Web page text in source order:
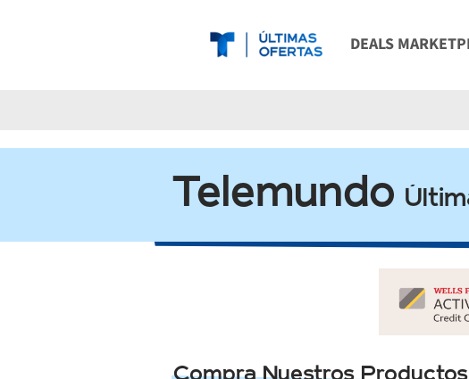
DEALS
ESENCIALES
ESENCIALES
ESENCIALES
GUIA DE
Telemundo